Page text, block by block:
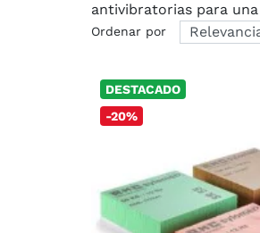
antivibratorias para
Ordenar por
DESTACADO
-20%